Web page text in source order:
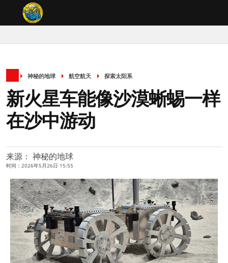
神秘的地球 航空航天 探索太阳系
新火星车能像沙漠蜥蜴一样
在沙中游动
来源： 神秘的地球
时间：2026年5月26日 15:55